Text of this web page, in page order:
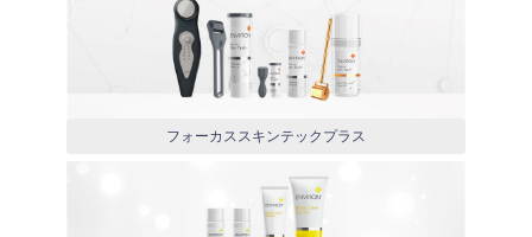
フォーカススキンテックプラス